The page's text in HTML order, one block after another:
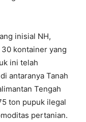
inisial NH,
kontainer yang
ini telah
antaranya Tanah
Tengah
ton pupuk ilegal
pertanian.